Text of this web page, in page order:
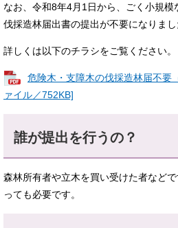
なお、令和8年4月1日から、ごく小規模
伐採造林届出書の提出が不要になりまし
詳しくは以下のチラシをご覧ください。
危険木・支障木の伐採造林届不要
ァイル／752KB]
誰が提出を行うの？
森林所有者や立木を買い受けた者など
っても必要です。